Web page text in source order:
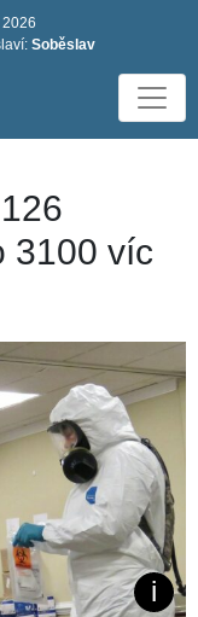
Soběslav
3100 víc